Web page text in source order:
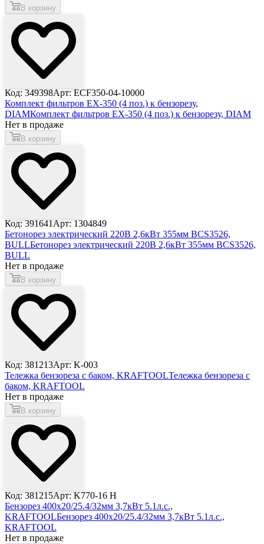
В корзину
Код: 349398Арт: ECF350-04-10000
Комплект фильтров EX-350 (4 поз.) к бензорезу,
DIAMКомплект фильтров EX-350 (4 поз.) к бензорезу, DIAM
Нет в продаже
В корзину
Код: 391641 Арт: 1304849
Бетонорез электрический 220В 2,6кВт 355мм BCS3526,
BULLБетонорез электрический 220В 2,6кВт 355мм BCS3526,
BULL
Нет в продаже
В корзину
Код: 381213Арт: K-003
Тележка бензореза с баком, KRAFTOOLТележка бензореза с
баком, KRAFTOOL
Нет в продаже
В корзину
Код: 381215Арт: K770-16 H
Бензорез 400x20/25.4/32мм 3,7кВт 5.1л.с.,
KRAFTOOLБензорез 400x20/25.4/32мм 3,7кВт 5.1л.с.,
KRAFTOOL
Нет в продаже